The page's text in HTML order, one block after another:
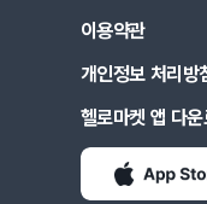
이용약관
개인정보 처리방
헬로마켓 앱 다